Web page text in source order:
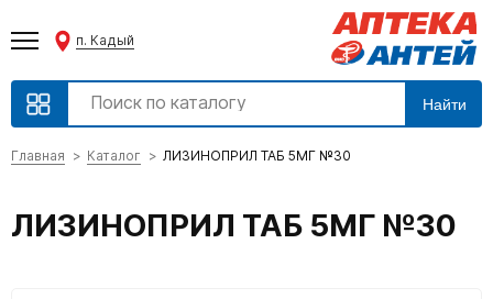
п. Кадый
Найти
Главная Каталог ЛИЗИНОПРИЛ ТАБ 5МГ №30
ЛИЗИНОПРИЛ ТАБ 5МГ №30